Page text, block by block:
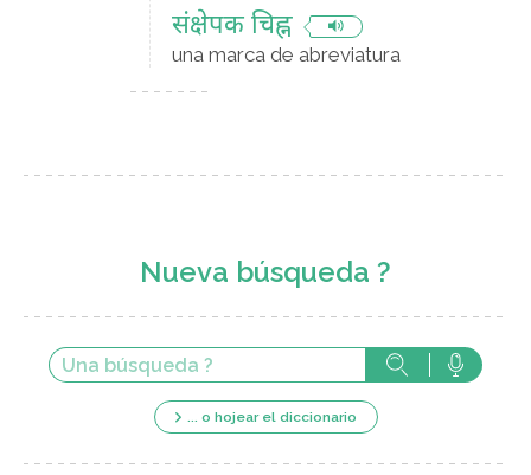
संक्षेपक चिह्न
una marca de abreviatura
Nueva búsqueda ?
... o hojear el diccionario